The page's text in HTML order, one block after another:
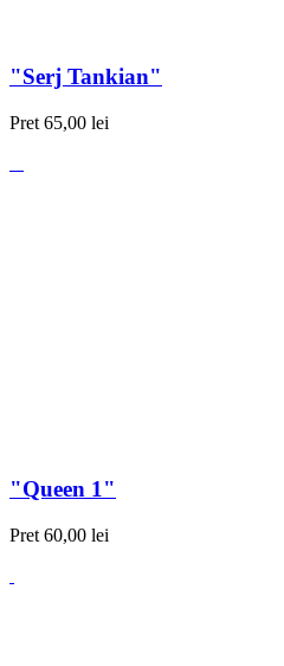
"Serj Tankian"
Pret 65,00 lei
"Queen 1"
Pret 60,00 lei